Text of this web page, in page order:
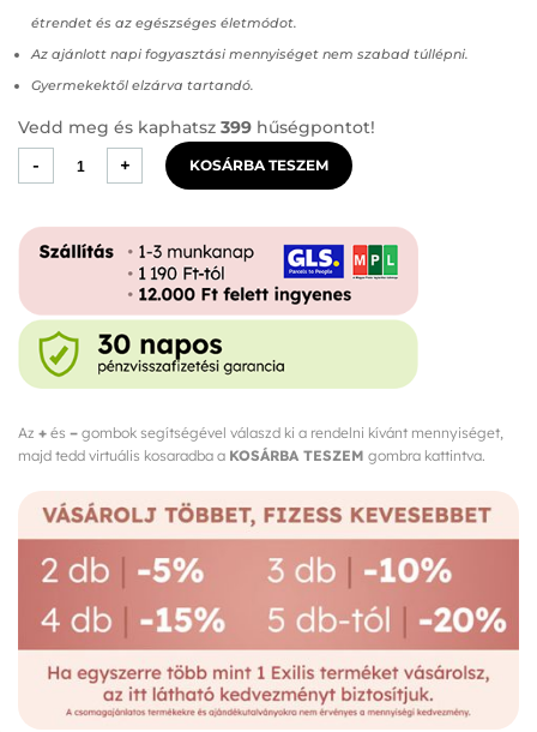
étrendet és az egészséges életmódot.
Az ajánlott napi fogyasztási mennyiséget nem szabad túllépni.
Gyermekektől elzárva tartandó.
Vedd meg és kaphatsz 399 hűségpontot!
-
Exilis
SUN+SOLAR
mennyiség
+ KOSÁRBA TESZEM
Az + és – gombok segítségével válaszd ki a rendelni kívánt mennyiséget,
majd tedd virtuális kosaradba a KOSÁRBA TESZEM gombra kattintva.